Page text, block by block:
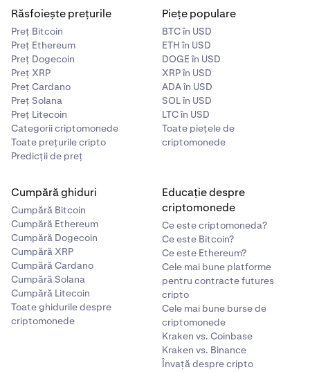
Răsfoiește prețurile
Preț Bitcoin
Preț Ethereum
Preț Dogecoin
Preț XRP
Preț Cardano
Preț Solana
Preț Litecoin
Categorii criptomonede
Toate prețurile cripto
Predicții de preț
Piețe populare
BTC în USD
ETH în USD
DOGE în USD
XRP în USD
ADA în USD
SOL în USD
LTC în USD
Toate piețele de
criptomonede
Cumpără ghiduri
Cumpără Bitcoin
Cumpără Ethereum
Cumpără Dogecoin
Cumpără XRP
Cumpără Cardano
Cumpără Solana
Cumpără Litecoin
Toate ghidurile despre
criptomonede
Educație despre
criptomonede
Ce este criptomoneda?
Ce este Bitcoin?
Ce este Ethereum?
Cele mai bune platforme
pentru contracte futures
cripto
Cele mai bune burse de
criptomonede
Kraken vs. Coinbase
Kraken vs. Binance
Învață despre cripto